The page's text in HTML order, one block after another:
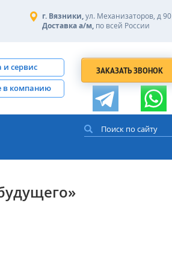
г. Вязники,ул. Механизаторов, д 90
Доставка а/м, по всей России
ЗАКАЗАТЬ ЗВОНОК
и сервис
в компанию